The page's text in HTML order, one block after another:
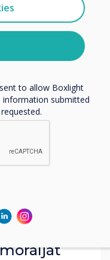
az
at any
to unsubscribe, our
to
please review our
to allow Boxlight
information submitted